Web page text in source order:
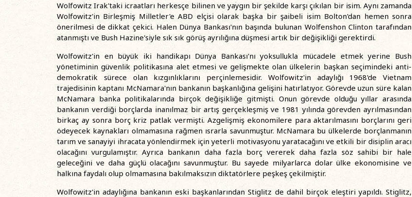
Wolfowitz Irak'taki icraatları herkesçe bilinen ve yaygın bir şekilde karşı çıkılan bir isim. Aynı zamanda
Wolfowitz'in Birleşmiş Milletler'e ABD elçisi olarak başka bir şaibeli isim Bolton'dan hemen sonra
önerilmesi de dikkat çekici. Halen Dünya Bankası'nın başında bulunan Wolfenshon Clinton tarafından
atanmıştı ve Bush Hazine'siyle sık sık görüş ayrılığına düşmesi artık bir değişikliği gerektirdi.
Wolfowitz'in en büyük iki handikapı Dünya Bankası'nı yoksullukla mücadele etmek yerine Bush
yönetiminin güvenlik politikasına alet etmesi ve gelişmekte olan ülkelerin başkan seçimindeki anti-
demokratik sürece olan kızgınlıklarını perçinlemesidir. Wolfowitz'in adaylığı 1968'de Vietnam
trajedisinin kaptanı McNamara'nın bankanın başkanlığına gelişini hatırlatıyor. Görevde uzun süre kalan
McNamara banka politikalarında birçok değişikliğe gitmişti. Onun görevde olduğu yıllar arasında
bankanın verdiği borçlarda inanılmaz bir artış gerçekleşmiş ve 1981 yılında görevden ayrılmasından
birkaç ay sonra borç kriz patlak vermişti. Azgelişmiş ekonomilere para aktarılmasını borçlarını geri
ödeyecek kaynakları olmamasına rağmen ısrarla savunmuştur. McNamara bu ülkelerde borçlanmanın
tarım ve sanayiyi ihracata yönlendirmek için yeterli motivasyonu yaratacağını ve etkili bir disiplin aracı
olacağını vurgulamıştır. Ayrıca bankanın daha fazla borç vererek daha fazla söz sahibi bir hale
geleceğini ve daha güçlü olacağını savunmuştur. Bu sayede milyarlarca dolar ülke ekonomisine ve
halkına faydalı olup olmamasına bakılmaksızın diktatörlere peşkeş çekilmiştir.
Wolfowitz'in adaylığına bankanın eski başkanlarından Stiglitz de dahil birçok eleştiri yapıldı. Stiglitz,